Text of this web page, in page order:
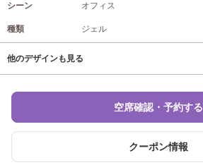
シーン オフィス
種類 ジェル
他のデザインも見る
空席確認・予約する
クーポン情報